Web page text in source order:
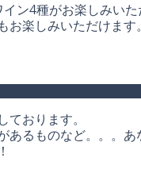
ン4種がお楽しみいた
楽しみいただけます。
おります。
るものなど。。。